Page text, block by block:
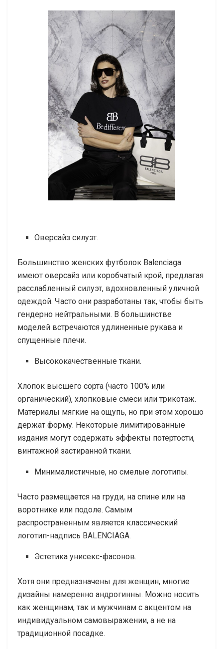
Оверсайз силуэт.
Большинство женских футболок Balenciaga
имеют оверсайз или коробчатый крой, предлагая
расслабленный силуэт, вдохновленный уличной
одеждой. Часто они разработаны так, чтобы быть
гендерно нейтральными. В большинстве
моделей встречаются удлиненные рукава и
спущенные плечи.
Высококачественные ткани.
Хлопок высшего сорта (часто 100% или
органический), хлопковые смеси или трикотаж.
Материалы мягкие на ощупь, но при этом хорошо
держат форму. Некоторые лимитированные
издания могут содержать эффекты потертости,
винтажной застиранной ткани.
Минималистичные, но смелые логотипы.
Часто размещается на груди, на спине или на
воротнике или подоле. Самым
распространенным является классический
логотип-надпись BALENCIAGA.
Эстетика унисекс-фасонов.
Хотя они предназначены для женщин, многие
дизайны намеренно андрогинны. Можно носить
как женщинам, так и мужчинам с акцентом на
индивидуальном самовыражении, а не на
традиционной посадке.